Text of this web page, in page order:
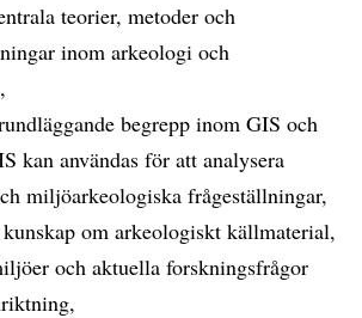
teorier, metoder och
inom arkeologi och
begrepp inom GIS och
kan användas för att analysera
miljöarkeologiska frågeställningar,
om arkeologiskt källmaterial,
och aktuella forskningsfrågor